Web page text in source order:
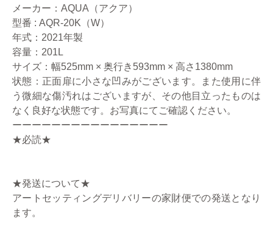
メーカー：AQUA（アクア）
型番 : AQR-20K（W）
年式：2021年製
容量：201L
サイズ：幅525mm × 奥行き593mm × 高さ1380mm
状態：正面扉に小さな凹みがございます。また使用に伴
う微細な傷汚れはございますが、その他目立ったものは
なく良好な状態です。お写真にてご確認ください。
ーーーーーーーーーーーーーーーー
★必読★
★発送について★
アートセッティングデリバリーの家財便での発送となり
ます。